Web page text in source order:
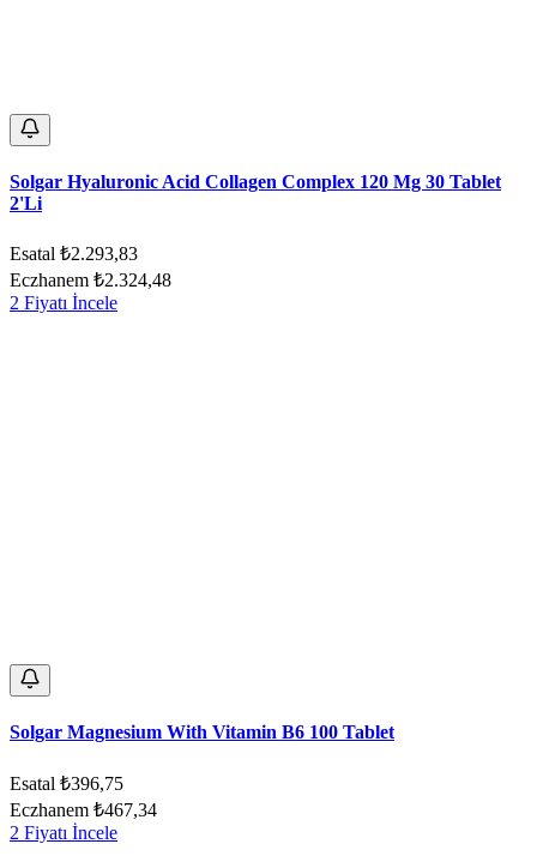
Solgar Hyaluronic Acid Collagen Complex 120 Mg 30 Tablet
2'Li
Esatal ₺2.293,83
Eczhanem ₺2.324,48
2 Fiyatı İncele
Solgar Magnesium With Vitamin B6 100 Tablet
Esatal ₺396,75
Eczhanem ₺467,34
2 Fiyatı İncele